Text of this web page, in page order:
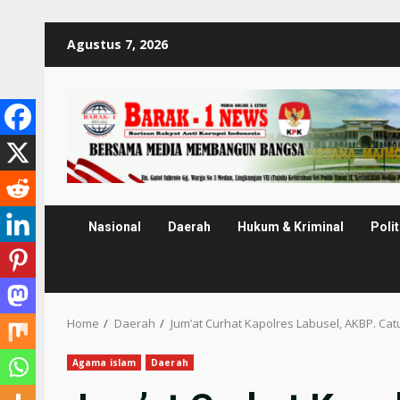
Agustus 7, 2026
Nasional Daerah Hukum & Kriminal
Home Daerah Jum’at Curhat Kapolres Labusel, AKBP.
Agama islam Daerah